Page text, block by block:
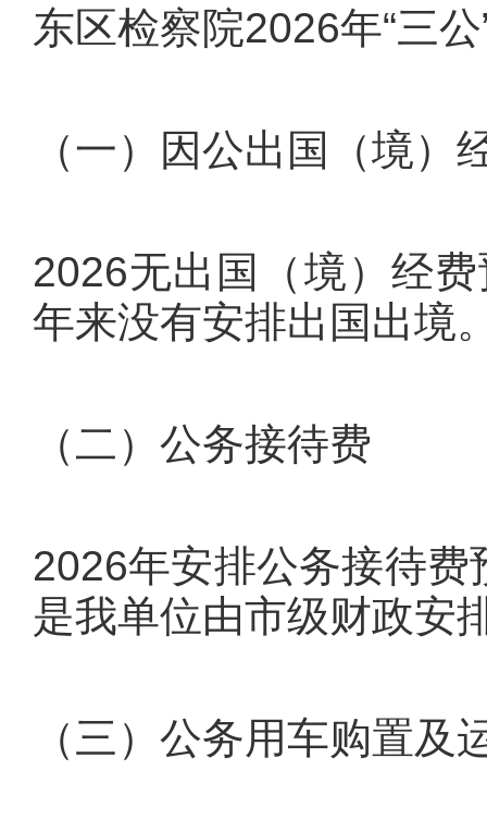
东区检察院2026年“三
（一）因公出国（境）
2026无出国（境）经
年来没有安排出国出境
（二）公务接待费
2026年安排公务接待
是我单位由市级财政安
（三）公务用车购置及